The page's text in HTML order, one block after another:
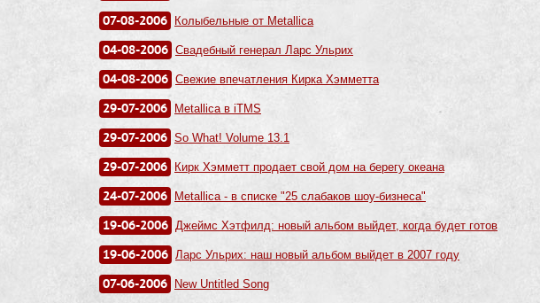
07-08-2006 Колыбельные от Metallica
04-08-2006 Свадебный генерал Ларс Ульрих
04-08-2006 Свежие впечатления Кирка Хэмметта
29-07-2006 Metallica в iTMS
29-07-2006 So What! Volume 13.1
29-07-2006 Кирк Хэмметт продает свой дом на берегу океана
24-07-2006 Metallica - в списке "25 слабаков шоу-бизнеса"
19-06-2006 Джеймс Хэтфилд: новый альбом выйдет, когда будет готов
19-06-2006 Ларс Ульрих: наш новый альбом выйдет в 2007 году
07-06-2006 New Untitled Song